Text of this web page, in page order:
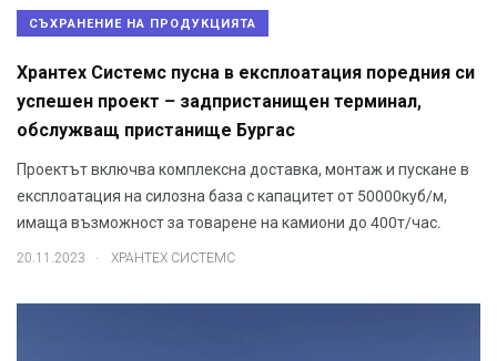
СЪХРАНЕНИЕ НА ПРОДУКЦИЯТА
Хрантех Системс пусна в експлоатация поредния си
успешен проект – задпристанищен терминал,
обслужващ пристанище Бургас
Проектът включва комплексна доставка, монтаж и пускане в
експлоатация на силозна база с капацитет от 50000куб/м,
имаща възможност за товарене на камиони до 400т/час.
20.11.2023 . ХРАНТЕХ СИСТЕМС